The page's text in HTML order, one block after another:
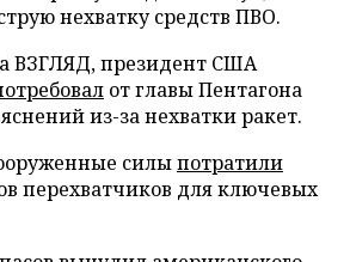
нехватку средств ПВО.
ВЗГЛЯД, президент США
от главы Пентагона
из-за нехватки ракет.
силыпотратили
перехватчиков для ключевых